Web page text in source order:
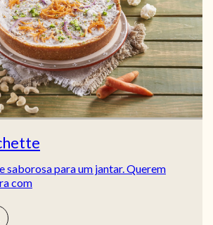
saborosa para um jantar. Querem
com